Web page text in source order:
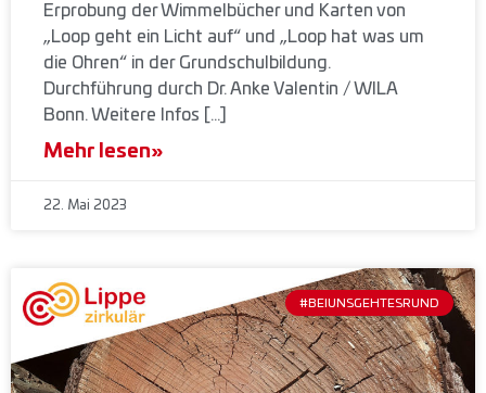
Erprobung der Wimmelbücher und Karten von
„Loop geht ein Licht auf“ und „Loop hat was um
die Ohren“ in der Grundschulbildung.
Durchführung durch Dr. Anke Valentin / WILA
Bonn. Weitere Infos […]
Mehr lesen»
22. Mai 2023
#BEIUNSGEHTESRUND